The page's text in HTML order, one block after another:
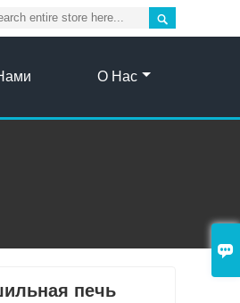


О Нас
печь